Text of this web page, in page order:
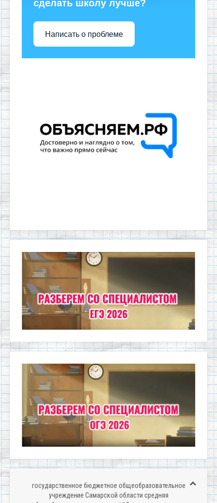
сделать школу лучше?
Написать о проблеме
государственное бюджетное общеобразовательное
учреждение Самарской области средняя